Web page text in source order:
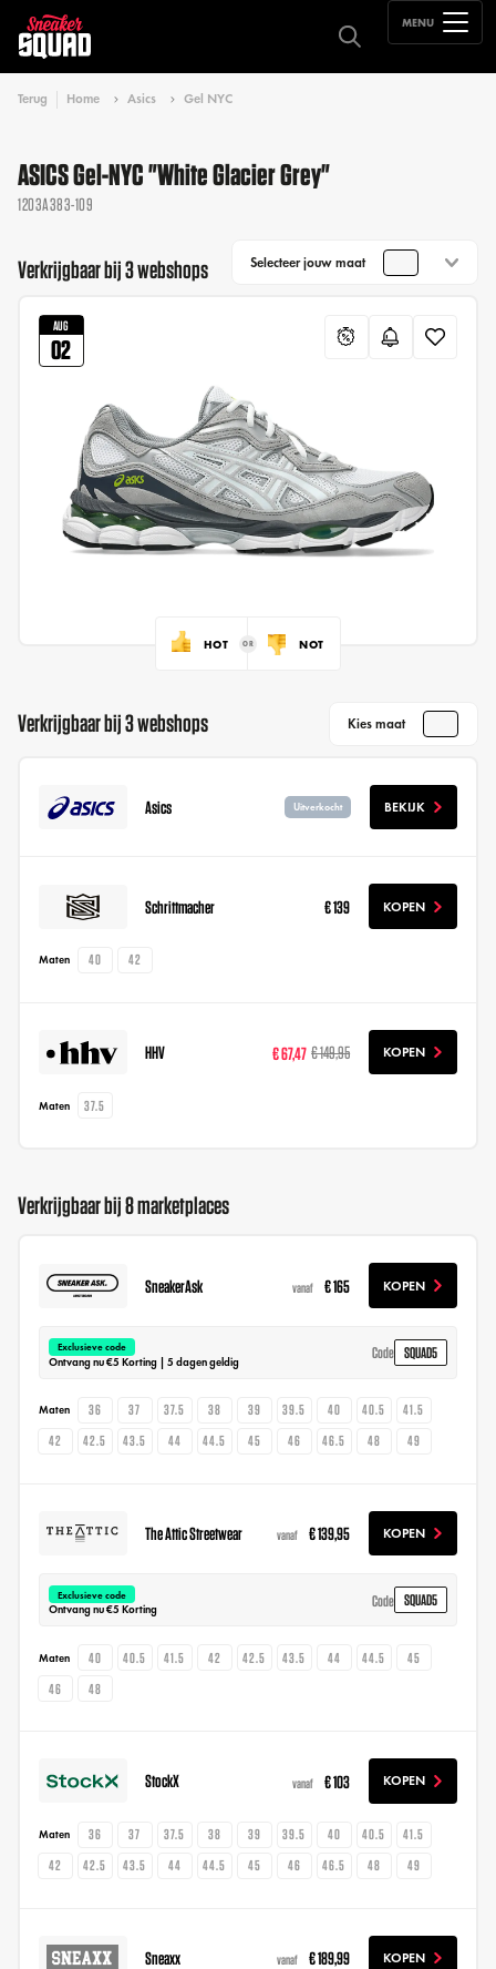
MENU
Terug Home Asics Gel NYC
ASICS Gel-NYC "White Glacier Grey"
1203A383-109
Verkrijgbaar bij 3 webshops Selecteer jouw maat
AUG
02
HOT NOT
Verkrijgbaar bij 3 webshops Kies maat
Asics Uitverkocht BEKIJK
Schrittmacher € 139 KOPEN
Maten 40 42
HHV € 67,47 € 149,95 KOPEN
Maten 37.5
Verkrijgbaar bij 8 marketplaces
SneakerAsk vanaf € 165 KOPEN
Exclusieve code
Ontvang nu €5 Korting | 5 dagen geldig
Code SQUAD5
Maten 36 37 37.5 38 39 39.5 40 40.5
41.5
42
42.5 43.5 44 44.5 45 46 46.5 48 49
The Attic Streetwear vanaf € 139,95 KOPEN
Exclusieve code
Ontvang nu €5 Korting
Code SQUAD5
Maten 40 40.5 41.5 42 42.5 43.5 44 44.5
45
46
48
StockX vanaf € 103 KOPEN
Maten 36 37 37.5 38 39 39.5 40 40.5
41.5
42
42.5 43.5 44 44.5 45 46 46.5 48 49
Sneaxx vanaf € 189,99 KOPEN